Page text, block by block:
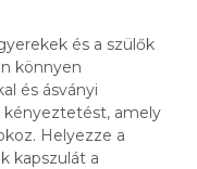
és a szülők
könnyen
és ásványi
kényeztetést, amely
Helyezze a
kapszulát a